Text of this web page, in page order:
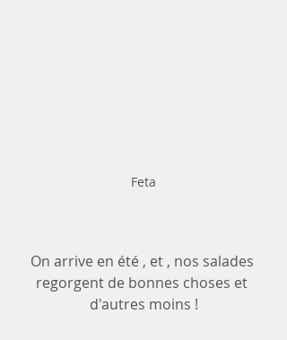
Feta
On arrive en été , et , nos salades
regorgent de bonnes choses et
d'autres moins !